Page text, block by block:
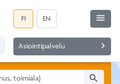
FI EN
Asiointipalvelu navigate_next
menu
search